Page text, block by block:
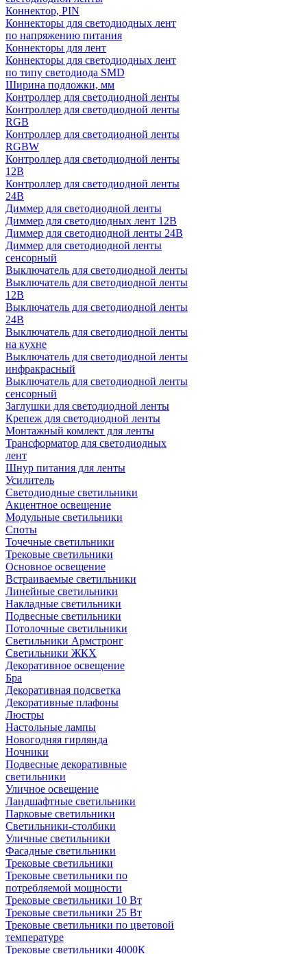
Коннектор, PIN
Коннекторы для светодиодных лент
по напряжению питания
Коннекторы для лент
Коннекторы для светодиодных лент
по типу светодиода SMD
Ширина подложки, мм
Контроллер для светодиодной ленты
Контроллер для светодиодной ленты
RGB
Контроллер для светодиодной ленты
RGBW
Контроллер для светодиодной ленты
12В
Контроллер для светодиодной ленты
24В
Диммер для светодиодной ленты
Диммер для светодиодных лент 12В
Диммер для светодиодной ленты 24В
Диммер для светодиодной ленты
сенсорный
Выключатель для светодиодной ленты
Выключатель для светодиодной ленты
12В
Выключатель для светодиодной ленты
24В
Выключатель для светодиодной ленты
на кухне
Выключатель для светодиодной ленты
инфракрасный
Выключатель для светодиодной ленты
сенсорный
Заглушки для светодиодной ленты
Крепеж для светодиодной ленты
Монтажный комлект для ленты
Трансформатор для светодиодных
лент
Шнур питания для ленты
Усилитель
Светодиодные светильники
Акцентное освещение
Модульные светильники
Споты
Точечные светильники
Трековые светильники
Основное освещение
Встраиваемые светильники
Линейные светильники
Накладные светильники
Подвесные светильники
Потолочные светильники
Светильники Армстронг
Светильники ЖКХ
Декоративное освещение
Бра
Декоративная подсветка
Декоративные плафоны
Люстры
Настольные лампы
Новогодняя гирлянда
Ночники
Подвесные декоративные
светильники
Уличное освещение
Ландшафтные светильники
Парковые светильники
Светильники-столбики
Уличные светильники
Фасадные светильники
Трековые светильники
Трековые светильники по
потребляемой мощности
Трековые светильники 10 Вт
Трековые светильники 25 Вт
Трековые светильники по цветовой
температуре
Трековые светильники 4000К